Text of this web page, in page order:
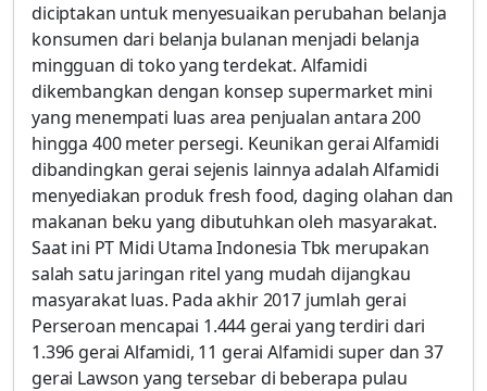
diciptakan untuk menyesuaikan perubahan belanja
konsumen dari belanja bulanan menjadi belanja
mingguan di toko yang terdekat. Alfamidi
dikembangkan dengan konsep supermarket mini
yang menempati luas area penjualan antara 200
hingga 400 meter persegi. Keunikan gerai Alfamidi
dibandingkan gerai sejenis lainnya adalah Alfamidi
menyediakan produk fresh food, daging olahan dan
makanan beku yang dibutuhkan oleh masyarakat.
Saat ini PT Midi Utama Indonesia Tbk merupakan
salah satu jaringan ritel yang mudah dijangkau
masyarakat luas. Pada akhir 2017 jumlah gerai
Perseroan mencapai 1.444 gerai yang terdiri dari
1.396 gerai Alfamidi, 11 gerai Alfamidi super dan 37
gerai Lawson yang tersebar di beberapa pulau